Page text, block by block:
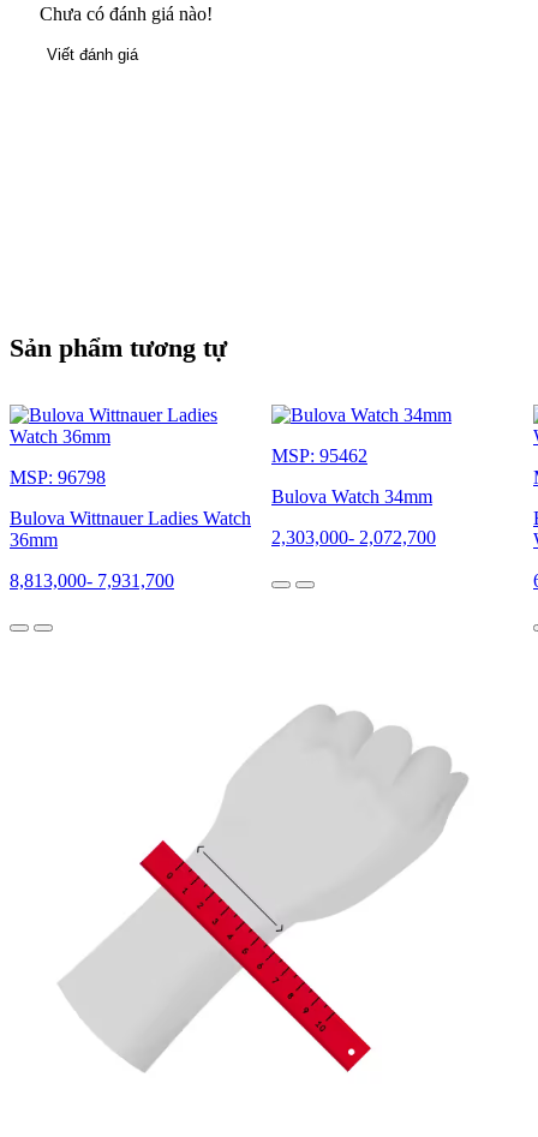
Chưa có đánh giá nào!
Viết đánh giá
Sản phẩm tương tự
MSP: 96798
Bulova Wittnauer Ladies Watch
36mm
8,813,000- 7,931,700
MSP: 95462
Bulova Watch 34mm
2,303,000- 2,072,700